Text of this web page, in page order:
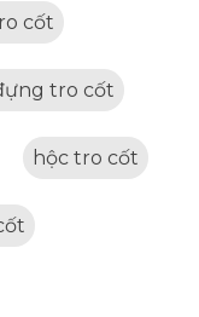
cốt
tro cốt
hộc tro cốt